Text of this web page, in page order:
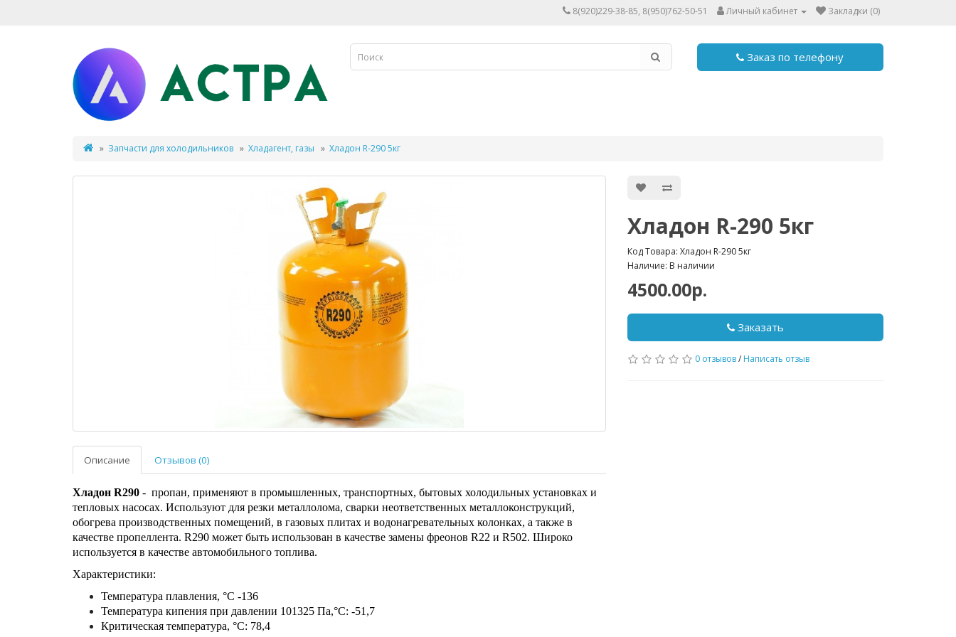
8(920)229-38-85, 8(950)762-50-51 Личный кабинет Закладки (0)
Заказ по телефону
Запчасти для холодильников Хладагент, газы Хладон R-290 5кг
Описание Отзывов (0)
Хладон R290 - пропан, применяют в промышленных, транспортных, бытовых холодильных установках и
тепловых насосах. Используют для резки металлолома, сварки неответственных металлоконструкций,
обогрева производственных помещений, в газовых плитах и водонагревательных колонках, а также в
качестве пропеллента. R290 может быть использован в качестве замены фреонов R22 и R502. Широко
используется в качестве авто­мобильного топлива.
Характеристики:
Температура плавления, °С -136
Температура кипения при давлении 101325 Па,°С: -51,7
Критическая температура, °С: 78,4
Хладон R-290 5кг
Код Товара: Хладон R-290 5кг
Наличие: В наличии
4500.00р.
Заказать
0 отзывов/ Написать отзыв